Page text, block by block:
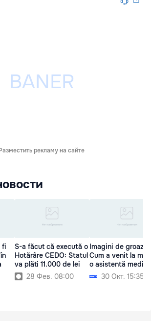
рекламу на сайте
fi
S-a făcut că execută o
Hotărâre CEDO: Statul
va plăti 11.000 de lei
28 Фев. 08:00
Imagini de groază:
Cum a venit la
o asistentă
30 Окт. 15:35